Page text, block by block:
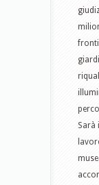
fronti
Sarà